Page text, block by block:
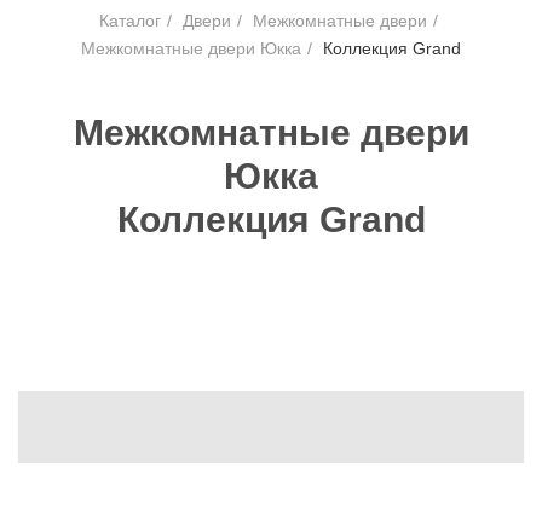
Каталог / Двери / Межкомнатные двери /
Межкомнатные двери Юкка / Коллекция Grand
Межкомнатные двери
Юкка
Коллекция Grand